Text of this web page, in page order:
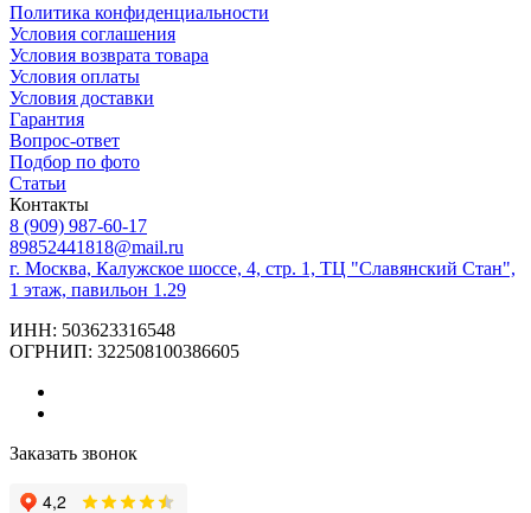
Политика конфиденциальности
Условия соглашения
Условия возврата товара
Условия оплаты
Условия доставки
Гарантия
Вопрос-ответ
Подбор по фото
Статьи
Контакты
8 (909) 987-60-17
89852441818@mail.ru
г. Москва, Калужское шоссе, 4, стр. 1, ТЦ "Славянский Стан",
1 этаж, павильон 1.29
ИНН: 503623316548
ОГРНИП: 322508100386605
Заказать звонок